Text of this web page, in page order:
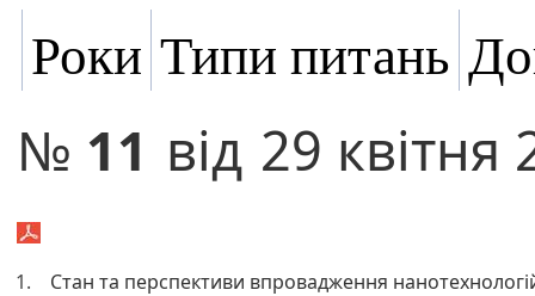
Роки Типи питань
№ 11 від 29 квітня
1. Стан та перспективи впровадження нанотехнологій